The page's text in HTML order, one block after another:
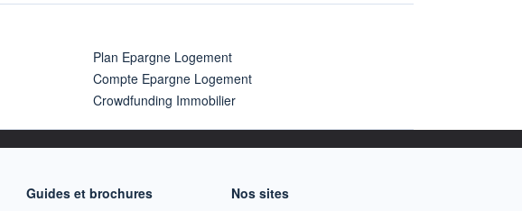
Plan Epargne Logement
Compte Epargne Logement
Crowdfunding Immobilier
Guides et brochures Nos sites